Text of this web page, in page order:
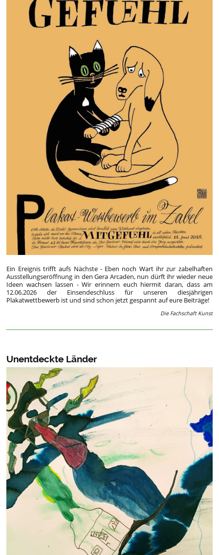
Ein Ereignis trifft aufs Nächste - Eben noch Wart ihr zur zabelhaften
Ausstellungseröffnung in den Gera Arcaden, nun dürft ihr wieder neue
Ideen wachsen lassen - Wir erinnern euch hiermit daran, dass am
12.06.2026 der Einsendeschluss für unseren diesjährigen
Plakatwettbewerb ist und sind schon jetzt gespannt auf eure Beiträge!
Die Fachschaft Kunst
Unentdeckte Länder